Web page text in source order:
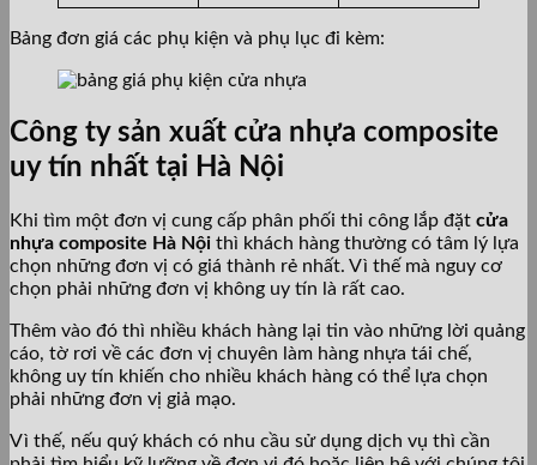
Bảng đơn giá các phụ kiện và phụ lục đi kèm:
Công ty sản xuất cửa nhựa composite
uy tín nhất tại Hà Nội
Khi tìm một đơn vị cung cấp phân phối thi công lắp đặt cửa
nhựa composite Hà Nội thì khách hàng thường có tâm lý lựa
chọn những đơn vị có giá thành rẻ nhất. Vì thế mà nguy cơ
chọn phải những đơn vị không uy tín là rất cao.
Thêm vào đó thì nhiều khách hàng lại tin vào những lời quảng
cáo, tờ rơi về các đơn vị chuyên làm hàng nhựa tái chế,
không uy tín khiến cho nhiều khách hàng có thể lựa chọn
phải những đơn vị giả mạo.
Vì thế, nếu quý khách có nhu cầu sử dụng dịch vụ thì cần